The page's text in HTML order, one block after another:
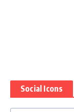
Social Icons